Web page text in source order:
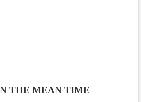
THE MEAN TIME